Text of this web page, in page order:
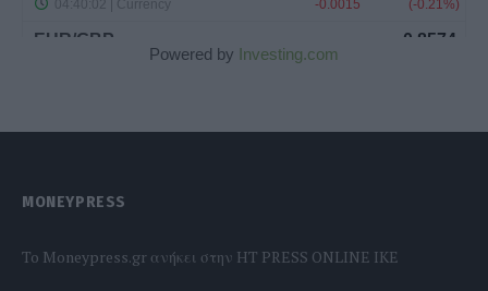
Powered by Investing.com
MONEYPRESS
To Moneypress.gr ανήκει στην HT PRESS ONLINE IKE